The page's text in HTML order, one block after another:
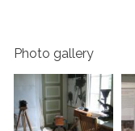
Photo gallery